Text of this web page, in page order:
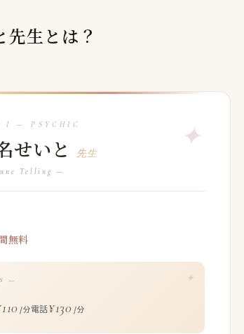
生とは？
せいと 先生
Telling —
無料
—
/分電話¥130 /分